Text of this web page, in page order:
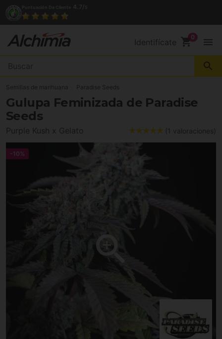
Identifícate shopping_cart menu
search
Semillas de marihuana Paradise Seeds
Gulupa Feminizada de Paradise
Seeds
Purple Kush x Gelato (1 valoraciones)
-10%